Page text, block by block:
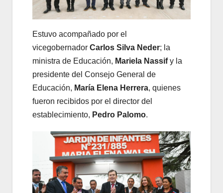
Estuvo acompañado por el
vicegobernador Carlos Silva Neder; la
ministra de Educación, Mariela Nassify la
presidente del Consejo General de
Educación, María Elena Herrera, quienes
fueron recibidos por el director del
establecimiento, Pedro Palomo.